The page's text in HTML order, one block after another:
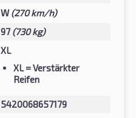
W(270 km/h)
97 (730 kg)
XL
XL= Verstärkter
Reifen
5420068657179